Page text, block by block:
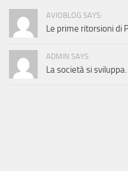
AVIOBLOG SAYS:
Le prime ritorsioni di
ADMIN SAYS:
La società si